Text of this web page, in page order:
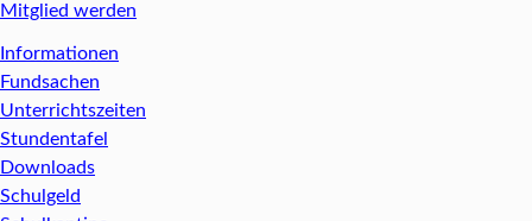
Mitglied werden
Informationen
Fundsachen
Unterrichtszeiten
Stundentafel
Downloads
Schulgeld